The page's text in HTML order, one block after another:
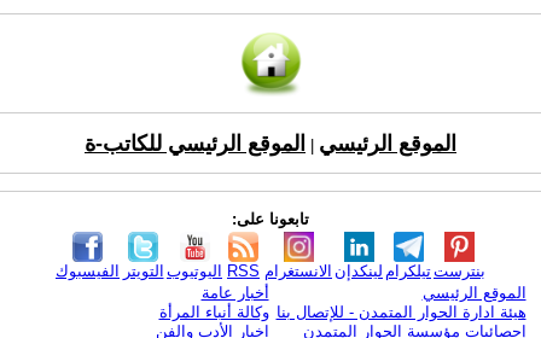
الموقع الرئيسي الموقع الرئيسي للكاتب-ة
تابعونا على:
الفيسبوك التويتر اليوتيوب RSS الانستغرام لينكدإن تيلكرامبنترست
الموقع الرئيسي
هيئة ادارة الحوار المتمدن - للإتصال بنا
إحصائيات مؤسسة الحوار المتمدن
أخبار عامة
وكالة أنباء المرأة
اخبار الأدب والفن